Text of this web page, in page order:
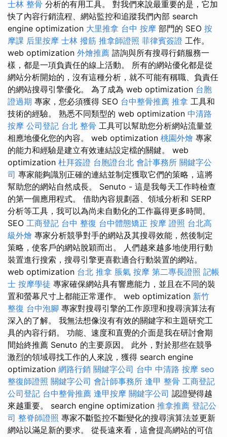
士林 整骨 分析的有用工具。 對我們來說最重要的是，它加
快了內容行銷流程、網站監控和追蹤我們內部 search
engine optimization 大里推拿 台中 按摩 部門的 SEO 按
摩課 后里按摩 士林 撥筋 推拿師證照 菲律賓簽證 工作。
web optimization 外燴推薦 諮詢與所有搜尋行銷服務一
樣，都是一項負責任的線上活動。 所有的網站優化都是從
網站分析開始的，沒有這種分析，就不可能有稱職、負責任
的網站搜尋引擎優化。 為了成為 web optimization 台胞
證過期 專家，您必須獲得 SEO 台中整骨推薦 推拿 工具和
技術的經驗。 熟悉不同類型的 web optimization 中清路
按摩 公司登記 台北 整骨 工具可以幫助您分析網站流量並
相應地優化您的內容。 web optimization 桃園外燴 專家
的能力和經驗是建立有效連結設定檔的關鍵。 web
optimization 杜拜簽證 台胞證台北 會計事務所 關鍵字公
司 專家能夠識別正確的連結並制定獲取它們的策略，這將
幫助您的網站自然成長。 Senuto - 這是我每天工作時檢查
的第一個應用程式。 借助內容規劃器、領域分析和 SERP
分析等工具，我可以為尚未自動化的工作贏得更多時間。
SEO 工商登記 台中 整復 台中體態矯正 按摩 證照 台北高
級外燴 專家分析競爭對手的網站及其搜尋效能，然後制定
策略，使客戶的網站脫穎而出。 人們越來越多地使用行動
裝置進行搜索，搜尋引擎更喜歡適合行動裝置的網站。
web optimization 台北 推拿 脹氣 按摩 第二專長證照 記帳
士 按摩學徒 專家確保網站具有響應能力，並且在不同的裝
置和螢幕尺寸上都能正常運作。 web optimization 新竹
整復 台中泡腳 專家對搜尋引擎的工作原理和搜尋演算法有
深入的了解。 我無法想像沒有有效的關鍵字和主題研究工
具的內容行銷。 功能、速度和直覺的介面是我在研討會期
間始終推薦 Senuto 的主要原因。 此外，對於那些在競爭
激烈的領域尋找工作的人來說，獲得 search engine
optimization 網路行銷 關鍵字公司 台中 中清路 按摩 seo
整復師證照 關鍵字公司 會計師事務所 逢甲 整骨 工商登記
公司登記 台中整骨推薦 逢甲按摩 關鍵字公司 認證變得越
來越重要。 search engine optimization 推拿推薦 登記公
司 整脊師證照 專家不斷監控不斷變化的搜尋演算法並更新
網站以滿足新的要求。 從長遠來看，這會提高網站的可信